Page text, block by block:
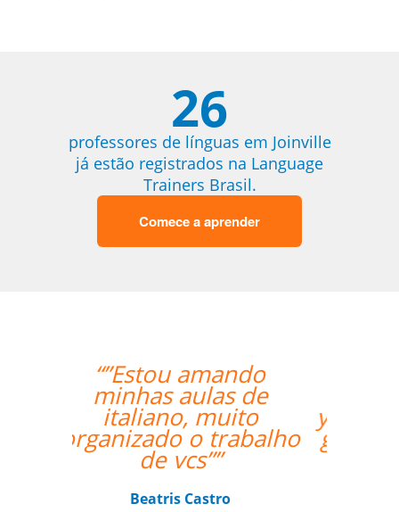
26
professores de línguas em Joinville
já estão registrados na Language
Trainers Brasil.
Comece a aprender
“”My Portuguese is
getting better with
your support. Cris is a
great teacher for me;
his teaching is very
me to understand.””